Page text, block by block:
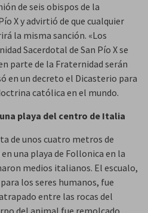
de seis obispos de la
X y advirtió de que cualquier
la misma sanción. «Los
Sacerdotal de San Pío X se
parte de la Fraternidad serán
en un decreto el Dicasterio para
católica en el mundo.
playa del centro de Italia
de unos cuatro metros de
una playa de Follonica en la
medios italianos. El escualo,
los seres humanos, fue
entre las rocas del